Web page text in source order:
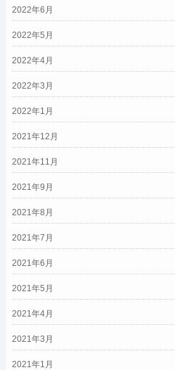
2022年6月
2022年5月
2022年4月
2022年3月
2022年1月
2021年12月
2021年11月
2021年9月
2021年8月
2021年7月
2021年6月
2021年5月
2021年4月
2021年3月
2021年1月